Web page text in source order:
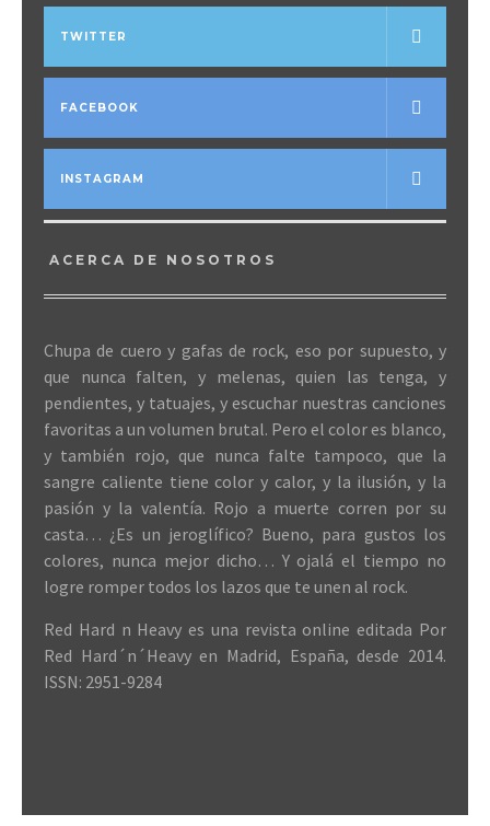
TWITTER
FACEBOOK
INSTAGRAM
ACERCA DE NOSOTROS
Chupa de cuero y gafas de rock, eso por supuesto, y
que nunca falten, y melenas, quien las tenga, y
pendientes, y tatuajes, y escuchar nuestras canciones
favoritas a un volumen brutal. Pero el color es blanco,
y también rojo, que nunca falte tampoco, que la
sangre caliente tiene color y calor, y la ilusión, y la
pasión y la valentía. Rojo a muerte corren por su
casta… ¿Es un jeroglífico? Bueno, para gustos los
colores, nunca mejor dicho… Y ojalá el tiempo no
logre romper todos los lazos que te unen al rock.
Red Hard n Heavy es una revista online editada Por
Red Hard´n´Heavy en Madrid, España, desde 2014.
ISSN: 2951-9284